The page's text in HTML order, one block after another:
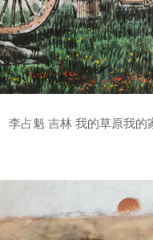
李占魁 吉林 我的草原我的